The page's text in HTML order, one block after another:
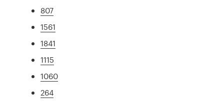
807
1561
1841
1115
1060
264